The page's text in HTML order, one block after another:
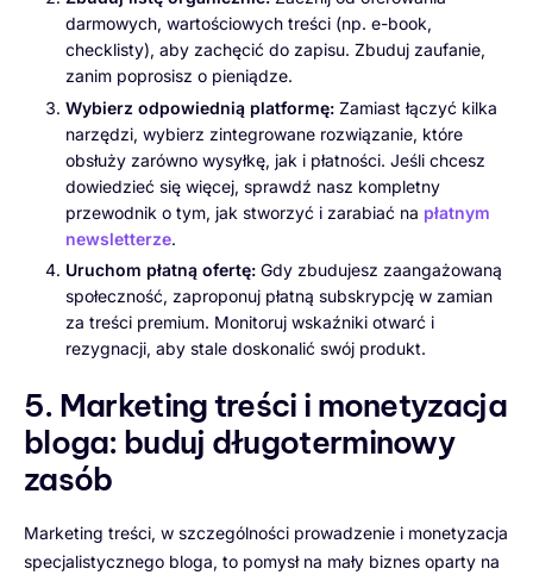
darmowych, wartościowych treści (np. e-book,
checklisty), aby zachęcić do zapisu. Zbuduj zaufanie,
zanim poprosisz o pieniądze.
Wybierz odpowiednią platformę: Zamiast łączyć kilka
narzędzi, wybierz zintegrowane rozwiązanie, które
obsłuży zarówno wysyłkę, jak i płatności. Jeśli chcesz
dowiedzieć się więcej, sprawdź nasz kompletny
przewodnik o tym, jak stworzyć i zarabiać na płatnym
newsletterze.
Uruchom płatną ofertę: Gdy zbudujesz zaangażowaną
społeczność, zaproponuj płatną subskrypcję w zamian
za treści premium. Monitoruj wskaźniki otwarć i
rezygnacji, aby stale doskonalić swój produkt.
5. Marketing treści i monetyzacja
bloga: buduj długoterminowy
zasób
Marketing treści, w szczególności prowadzenie i monetyzacja
specjalistycznego bloga, to pomysł na mały biznes oparty na